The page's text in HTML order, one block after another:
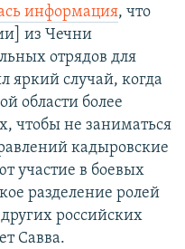
информация, что
из Чечни
отрядов для
яркий случай, когда
области более
чтобы не заниматься
кадыровские
участие в боевых
разделение ролей
российских
Савва.